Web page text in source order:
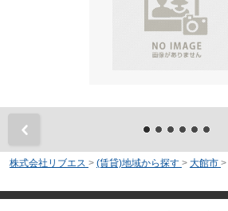
株式会社リブエス > (賃貸)地域から探す > 大館市 >